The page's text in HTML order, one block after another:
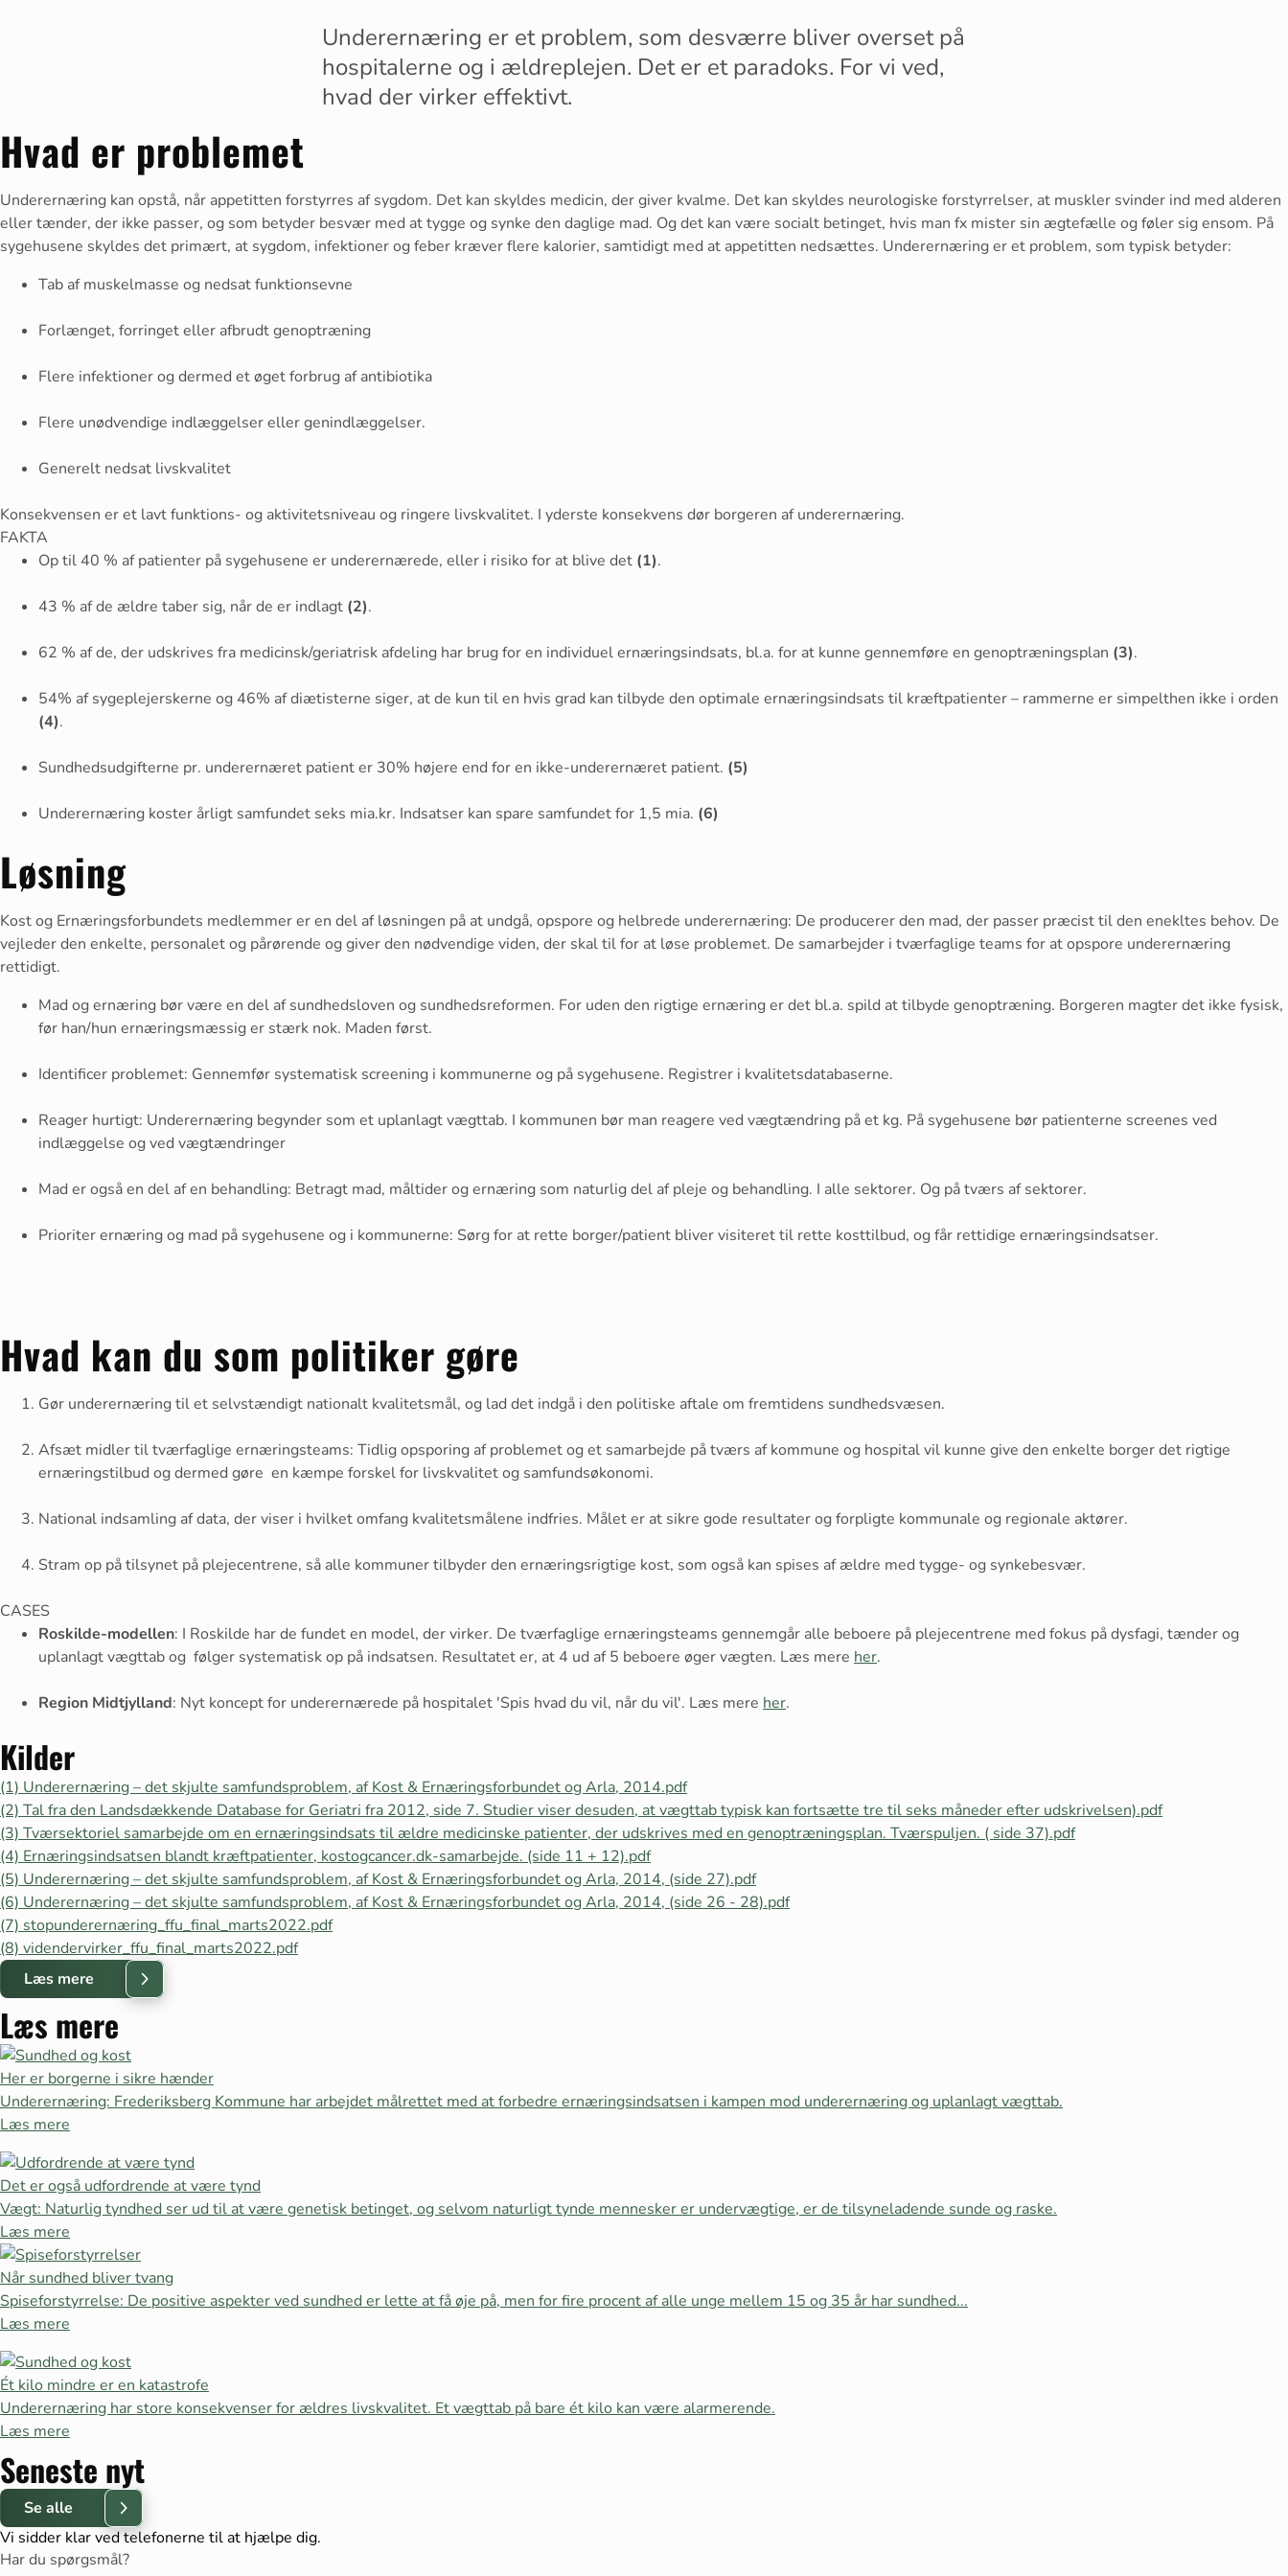
Underernæring er et problem, som desværre bliver overset på
hospitalerne og i ældreplejen. Det er et paradoks. For vi ved,
hvad der virker effektivt.
Hvad er problemet
Underernæring kan opstå, når appetitten forstyrres af sygdom. Det kan skyldes medicin, der giver kvalme. Det kan skyldes neurologiske forstyrrelser, at muskler svinder ind med alderen
eller tænder, der ikke passer, og som betyder besvær med at tygge og synke den daglige mad. Og det kan være socialt betinget, hvis man fx mister sin ægtefælle og føler sig ensom. På
sygehusene skyldes det primært, at sygdom, infektioner og feber kræver flere kalorier, samtidigt med at appetitten nedsættes. Underernæring er et problem, som typisk betyder:
Tab af muskelmasse og nedsat funktionsevne
Forlænget, forringet eller afbrudt genoptræning
Flere infektioner og dermed et øget forbrug af antibiotika
Flere unødvendige indlæggelser eller genindlæggelser.
Generelt nedsat livskvalitet
Konsekvensen er et lavt funktions- og aktivitetsniveau og ringere livskvalitet. I yderste konsekvens dør borgeren af underernæring.
FAKTA
Op til 40 % af patienter på sygehusene er underernærede, eller i risiko for at blive det (1).
43 % af de ældre taber sig, når de er indlagt (2).
62 % af de, der udskrives fra medicinsk/geriatrisk afdeling har brug for en individuel ernæringsindsats, bl.a. for at kunne gennemføre en genoptræningsplan (3).
54% af sygeplejerskerne og 46% af diætisterne siger, at de kun til en hvis grad kan tilbyde den optimale ernæringsindsats til kræftpatienter – rammerne er simpelthen ikke i orden
(4).
Sundhedsudgifterne pr. underernæret patient er 30% højere end for en ikke-underernæret patient. (5)
Underernæring koster årligt samfundet seks mia.kr. Indsatser kan spare samfundet for 1,5 mia. (6)
Løsning
Kost og Ernæringsforbundets medlemmer er en del af løsningen på at undgå, opspore og helbrede underernæring: De producerer den mad, der passer præcist til den enekltes behov. De
vejleder den enkelte, personalet og pårørende og giver den nødvendige viden, der skal til for at løse problemet. De samarbejder i tværfaglige teams for at opspore underernæring
rettidigt.
Mad og ernæring bør være en del af sundhedsloven og sundhedsreformen. For uden den rigtige ernæring er det bl.a. spild at tilbyde genoptræning. Borgeren magter det ikke fysisk,
før han/hun ernæringsmæssig er stærk nok. Maden først.
Identificer problemet: Gennemfør systematisk screening i kommunerne og på sygehusene. Registrer i kvalitetsdatabaserne.
Reager hurtigt: Underernæring begynder som et uplanlagt vægttab. I kommunen bør man reagere ved vægtændring på et kg. På sygehusene bør patienterne screenes ved
indlæggelse og ved vægtændringer
Mad er også en del af en behandling: Betragt mad, måltider og ernæring som naturlig del af pleje og behandling. I alle sektorer. Og på tværs af sektorer.
Prioriter ernæring og mad på sygehusene og i kommunerne: Sørg for at rette borger/patient bliver visiteret til rette kosttilbud, og får rettidige ernæringsindsatser.
Hvad kan du som politiker gøre
Gør underernæring til et selvstændigt nationalt kvalitetsmål, og lad det indgå i den politiske aftale om fremtidens sundhedsvæsen.
Afsæt midler til tværfaglige ernæringsteams: Tidlig opsporing af problemet og et samarbejde på tværs af kommune og hospital vil kunne give den enkelte borger det rigtige
ernæringstilbud og dermed gøre en kæmpe forskel for livskvalitet og samfundsøkonomi.
National indsamling af data, der viser i hvilket omfang kvalitetsmålene indfries. Målet er at sikre gode resultater og forpligte kommunale og regionale aktører.
Stram op på tilsynet på plejecentrene, så alle kommuner tilbyder den ernæringsrigtige kost, som også kan spises af ældre med tygge- og synkebesvær.
CASES
Roskilde-modellen: I Roskilde har de fundet en model, der virker. De tværfaglige ernæringsteams gennemgår alle beboere på plejecentrene med fokus på dysfagi, tænder og
uplanlagt vægttab og følger systematisk op på indsatsen. Resultatet er, at 4 ud af 5 beboere øger vægten. Læs mere her.
Region Midtjylland: Nyt koncept for underernærede på hospitalet 'Spis hvad du vil, når du vil'. Læs mere her.
Kilder
(1) Underernæring – det skjulte samfundsproblem, af Kost & Ernæringsforbundet og Arla, 2014.pdf
(2) Tal fra den Landsdækkende Database for Geriatri fra 2012, side 7. Studier viser desuden, at vægttab typisk kan fortsætte tre til seks måneder efter udskrivelsen).pdf
(3) Tværsektoriel samarbejde om en ernæringsindsats til ældre medicinske patienter, der udskrives med en genoptræningsplan. Tværspuljen. ( side 37).pdf
(4) Ernæringsindsatsen blandt kræftpatienter, kostogcancer.dk-samarbejde. (side 11 + 12).pdf
(5) Underernæring – det skjulte samfundsproblem, af Kost & Ernæringsforbundet og Arla, 2014, (side 27).pdf
(6) Underernæring – det skjulte samfundsproblem, af Kost & Ernæringsforbundet og Arla, 2014, (side 26 - 28).pdf
(7) stopunderernæring_ffu_final_marts2022.pdf
(8) videndervirker_ffu_final_marts2022.pdf
Læs mere
Læs mere
Her er borgerne i sikre hænder
Underernæring: Frederiksberg Kommune har arbejdet målrettet med at forbedre ernæringsindsatsen i kampen mod underernæring og uplanlagt vægttab.
Læs mere
Det er også udfordrende at være tynd
Vægt: Naturlig tyndhed ser ud til at være genetisk betinget, og selvom naturligt tynde mennesker er undervægtige, er de tilsyneladende sunde og raske.
Læs mere
Når sundhed bliver tvang
Spiseforstyrrelse: De positive aspekter ved sundhed er lette at få øje på, men for fire procent af alle unge mellem 15 og 35 år har sundhed...
Læs mere
Ét kilo mindre er en katastrofe
Underernæring har store konsekvenser for ældres livskvalitet. Et vægttab på bare ét kilo kan være alarmerende.
Læs mere
Seneste nyt
Se alle
Vi sidder klar ved telefonerne til at hjælpe dig.
Har du spørgsmål?